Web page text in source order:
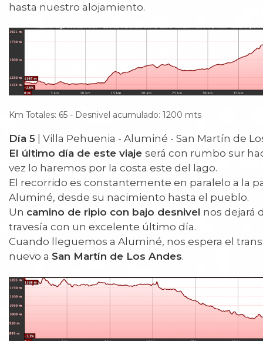
hasta nuestro alojamiento.
Km Totales: 65 - Desnivel acumulado: 1200 mts
Día 5 | Villa Pehuenia - Aluminé - San Martín de
El último día de este viaje será con rumbo sur
vez lo haremos por la costa este del lago.
El recorrido es constantemente en paralelo a la
Aluminé, desde su nacimiento hasta el pueblo.
Un camino de ripio con bajo desnivel nos dejará
travesía con un excelente último día.
Cuando lleguemos a Aluminé, nos espera el
nuevo a San Martín de Los Andes.